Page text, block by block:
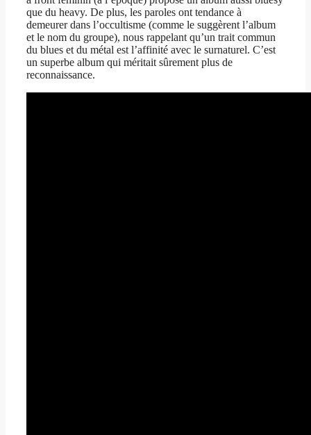
que du heavy. De plus, les paroles ont tendance à
demeurer dans l’occultisme (comme le suggèrent l’album
et le nom du groupe), nous rappelant qu’un trait commun
du blues et du métal est l’affinité avec le surnaturel. C’est
un superbe album qui méritait sûrement plus de
reconnaissance.